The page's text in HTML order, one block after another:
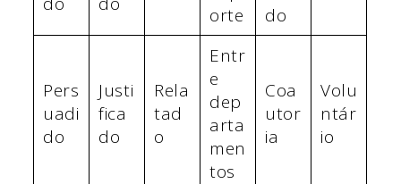
orte
do
Pers
uadi
do
Justi
fica
do
Rela
tad
o
Entr
e
dep
arta
men
tos
Coa
utor
ia
Volu
ntár
io